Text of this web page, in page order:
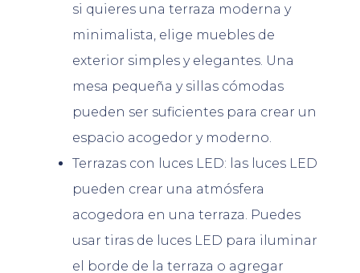
si quieres una terraza moderna y
minimalista, elige muebles de
exterior simples y elegantes. Una
mesa pequeña y sillas cómodas
pueden ser suficientes para crear un
espacio acogedor y moderno.
Terrazas con luces LED: las luces LED
pueden crear una atmósfera
acogedora en una terraza. Puedes
usar tiras de luces LED para iluminar
el borde de la terraza o agregar